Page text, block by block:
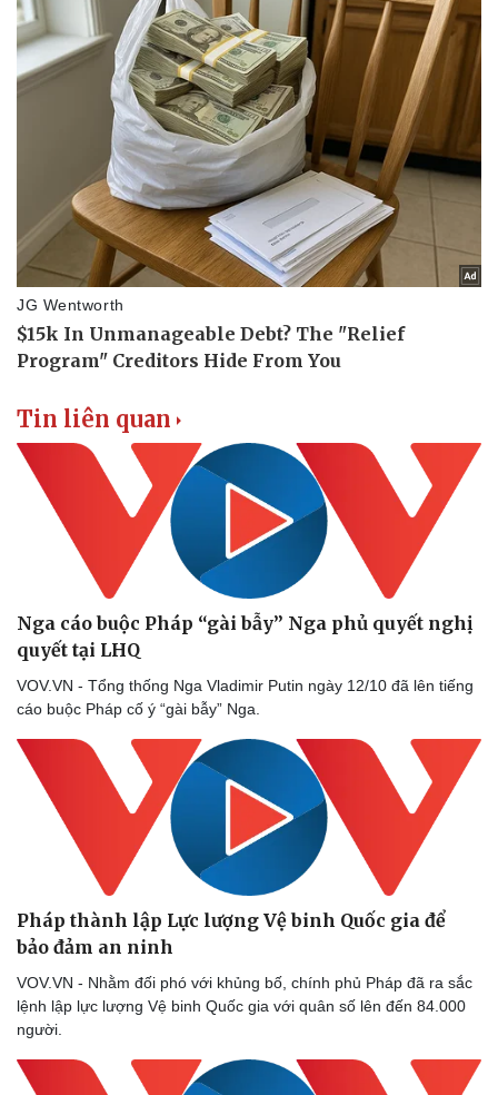
Doanh nghiệp
Thông tin doanh nghiệp
Doanh nghiệp 24h
Vì cộng đồng
Công nghệ
Sành điệu
Tin Công nghệ
Trải nghiệm
Chuyển đổi số
Tin liên quan
Nga cáo buộc Pháp “gài bẫy” Nga phủ quyết nghị
quyết tại LHQ
VOV.VN - Tổng thống Nga Vladimir Putin ngày 12/10 đã lên tiếng
cáo buộc Pháp cố ý “gài bẫy” Nga.
Pháp thành lập Lực lượng Vệ binh Quốc gia để
bảo đảm an ninh
VOV.VN - Nhằm đối phó với khủng bố, chính phủ Pháp đã ra sắc
lệnh lập lực lượng Vệ binh Quốc gia với quân số lên đến 84.000
người.